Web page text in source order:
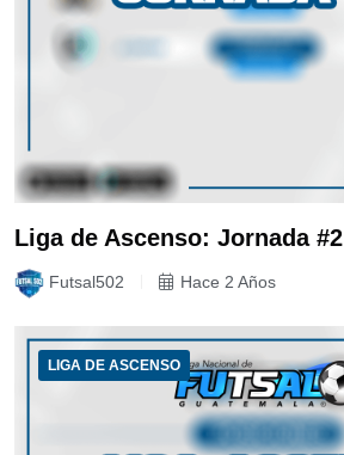
Liga de Ascenso: Jornada #2
Futsal502 Hace 2 Años
LIGA DE ASCENSO